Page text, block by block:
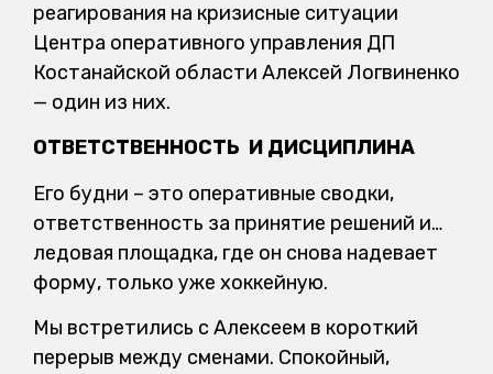
реагирования на кризисные ситуации
Центра оперативного управления ДП
Костанайской области Алексей Логвиненко
— один из них.
ОТВЕТСТВЕННОСТЬ И ДИСЦИПЛИНА
Его будни – это оперативные сводки,
ответственность за принятие решений и…
ледовая площадка, где он снова надевает
форму, только уже хоккейную.
Мы встретились с Алексеем в короткий
перерыв между сменами. Спокойный,